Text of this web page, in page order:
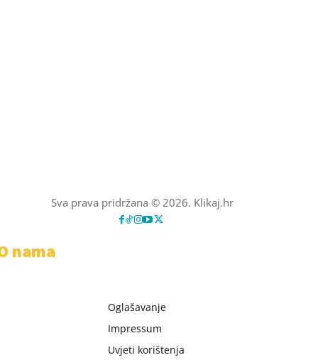
Sva prava pridržana © 2026. Klikaj.hr
nama
Oglašavanje
Impressum
Uvjeti korištenja